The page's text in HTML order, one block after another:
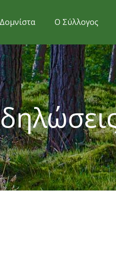
Ο Σύλλογος